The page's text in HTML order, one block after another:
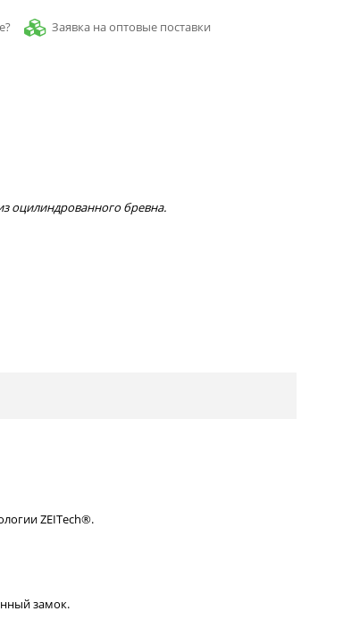
Заявка на оптовые поставки
оцилиндрованного бревна.
ZEITech®.
замок.